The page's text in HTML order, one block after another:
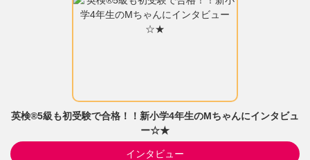
英検®5級も初受験で合格！！新小学4年生のMちゃんにインタビュ
ー☆★
インタビュー